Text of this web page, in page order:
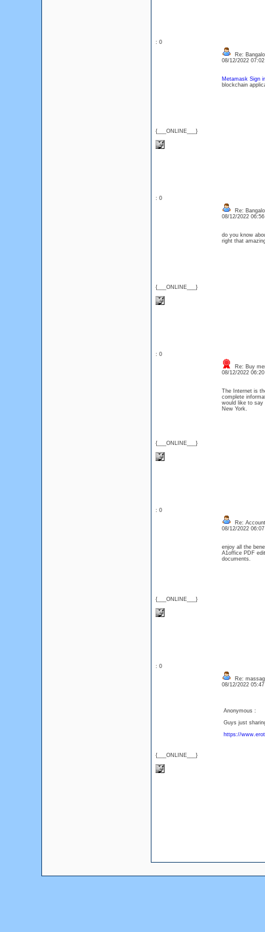
: 0
{___ONLINE___}
Re:
08/12/2022
Metamask Sign
blockchain
: 0
{___ONLINE___}
Re:
08/12/2022
do you know
right that
: 0
{___ONLINE___}
Re: Buy
08/12/2022
The Internet is
complete
would like to say
New York.
: 0
{___ONLINE___}
Re:
08/12/2022
enjoy all the
A1office PDF
documents.
: 0
{___ONLINE___}
Re:
08/12/2022
Anonymous :
Guys just
https://